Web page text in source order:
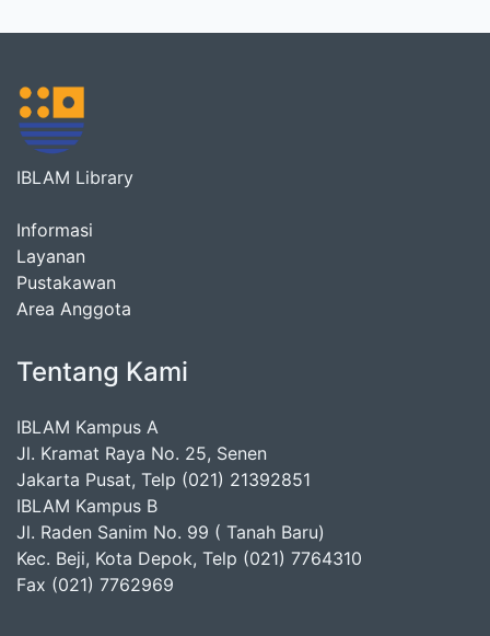
IBLAM Library
Informasi
Layanan
Pustakawan
Area Anggota
Tentang Kami
IBLAM Kampus A
Jl. Kramat Raya No. 25, Senen
Jakarta Pusat, Telp (021) 21392851
IBLAM Kampus B
Jl. Raden Sanim No. 99 ( Tanah Baru)
Kec. Beji, Kota Depok, Telp (021) 7764310
Fax (021) 7762969